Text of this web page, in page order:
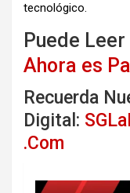
tecnológico.
Puede
Ahora es
Recuerda
Digital:
.Com